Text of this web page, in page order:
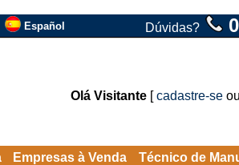
Español Dúvidas?
Olá Visitante [cadastre-se ou
Empresas à Venda Técnico de